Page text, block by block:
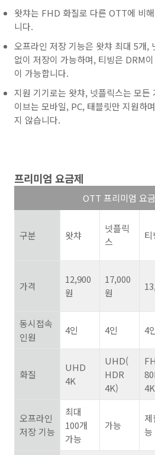
왓챠는 FHD 화질로 다른 OTT에 비
니다.
오프라인 저장 기능은 왓챠 최대 5개,
없이 저장이 가능하며, 티빙은 DRM
이 가능합니다.
지원 기기로는 왓챠, 넷플릭스는 모든
이브는 모바일, PC, 태블릿만 지원하
지 않습니다.
프리미엄 요금제
OTT 프리미엄 요
구분 왓챠
넷플릭
스
티
가격
12,900
원
17,000
원
동시접속
인원
4인 4인 4
화질
UHD
4K
UHD(
HDR
4K)
오프라인
저장 기능
최대
100개
가능
가능
능